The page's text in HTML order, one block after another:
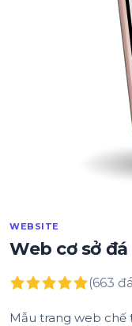
WEBSITE
Web cơ sở
(663
Mẫu trang web chế